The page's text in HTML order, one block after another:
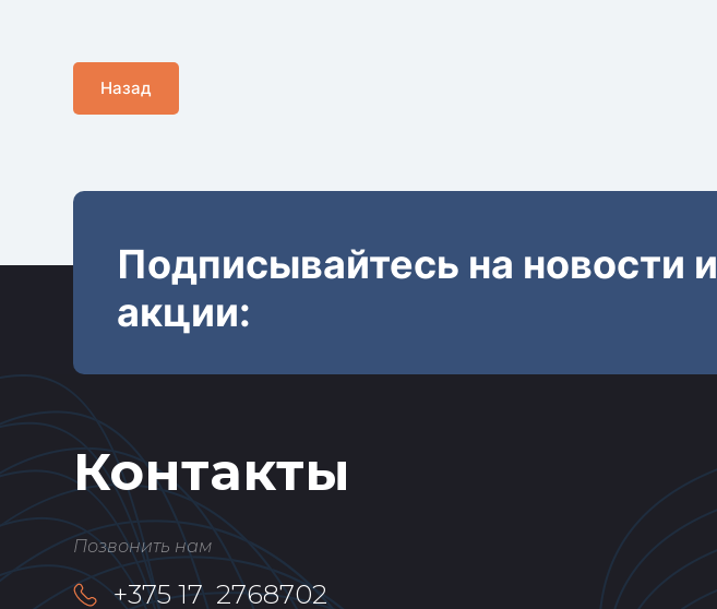
Назад
Подписывайтесь на новости и
акции:
Контакты
Позвонить нам
+375 17 2768702